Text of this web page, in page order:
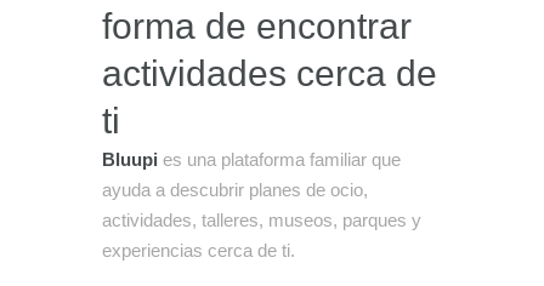
forma de encontrar
actividades cerca de
ti
Bluupi es una plataforma familiar que
ayuda a descubrir planes de ocio,
actividades, talleres, museos, parques y
experiencias cerca de ti.